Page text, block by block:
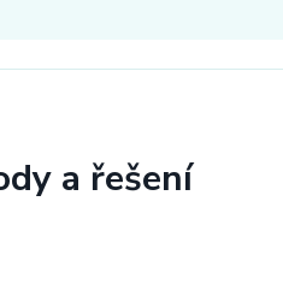
a řešení